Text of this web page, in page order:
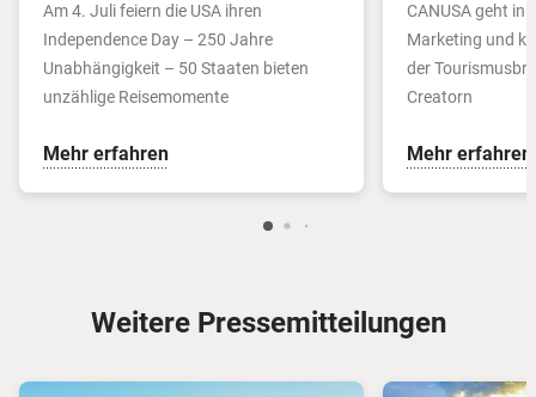
Am 4. Juli feiern die USA ihren
Independence Day – 250 Jahre
Unabhängigkeit – 50 Staaten bieten
unzählige Reisemomente
Mehr erfahren
CANUSA geht
Marketing und
der
Creatorn
Mehr erfahren
Weitere Pressemitteilungen